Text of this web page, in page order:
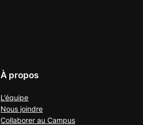
À propos
L’équipe
Nous joindre
Collaborer auCampus